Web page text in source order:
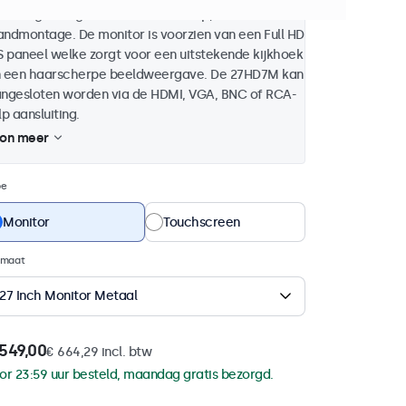
De monitor is voorzien van een Full HD
paneel welke zorgt voor een uitstekende kijkhoek
een haarscherpe beeldweergave. De 27HD7M kan
worden via de HDMI, VGA, BNC of RCA-
aansluiting.
meer
Monitor Touchscreen
27 Inch Monitor Metaal
€ 664,29 incl. btw
23:59 uur besteld, maandag gratis bezorgd.